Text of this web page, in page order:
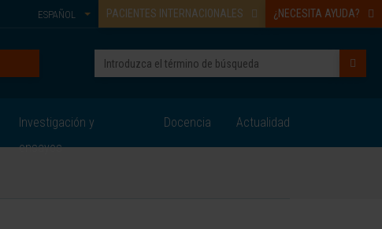
PACIENTES INTERNACIONALES ¿NECESITA AYUDA?
ESPAÑOL
Investigación y
ensayos
Docencia Actualidad